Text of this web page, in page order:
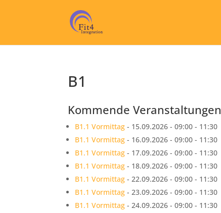
B1
Kommende Veranstaltungen
B1.1 Vormittag - 15.09.2026 - 09:00 - 11:30
B1.1 Vormittag - 16.09.2026 - 09:00 - 11:30
B1.1 Vormittag - 17.09.2026 - 09:00 - 11:30
B1.1 Vormittag - 18.09.2026 - 09:00 - 11:30
B1.1 Vormittag - 22.09.2026 - 09:00 - 11:30
B1.1 Vormittag - 23.09.2026 - 09:00 - 11:30
B1.1 Vormittag - 24.09.2026 - 09:00 - 11:30